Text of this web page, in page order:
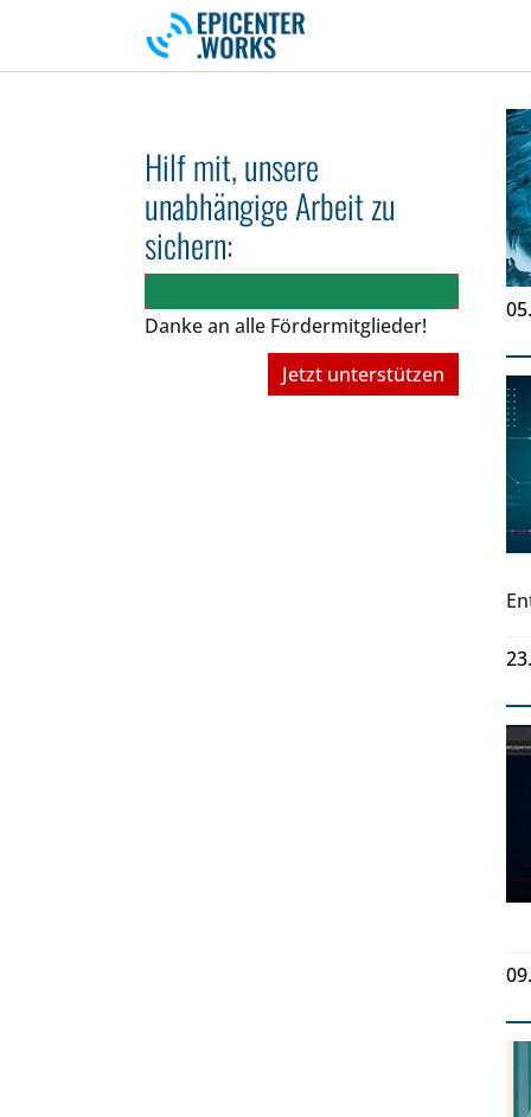
Skip to main navigation
Skip to main content
Skip to page footer
Hilf mit, unsere
unabhängige Arbeit zu
sichern:
Danke an alle Fördermitglieder!
Jetzt unterstützen